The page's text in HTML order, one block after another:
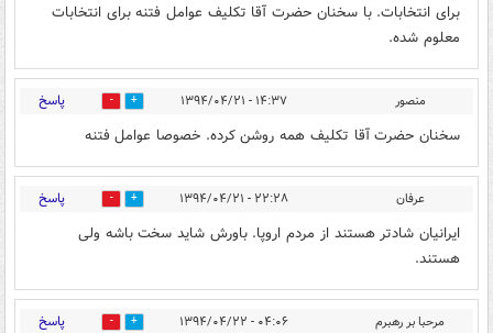
برای انتخابات. با سخنان حضرت آقا تکلیف عوامل فتنه برای انتخابات
معلوم شده.
منصور ۱۴:۳۷ - ۱۳۹۴/۰۴/۲۱ 0 پاسخ
سخنان حضرت آقا تکلیف همه روشن کرده. خصوصا عوامل فتنه
عرفان ۲۲:۲۸ - ۱۳۹۴/۰۴/۲۱ 0 پاسخ
ایرانیان شادتر هستند از مردم اروپا. باورش شاید سخت باشه ولی
هستند.
مرحبا بر رهبرم ۰۴:۰۶ - ۱۳۹۴/۰۴/۲۲ 0 پاسخ